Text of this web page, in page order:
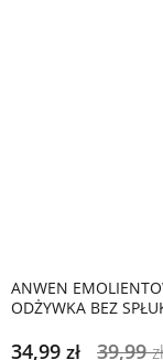
ANWEN
ODŻYWKA BEZ
34,99 zł 39,99zł